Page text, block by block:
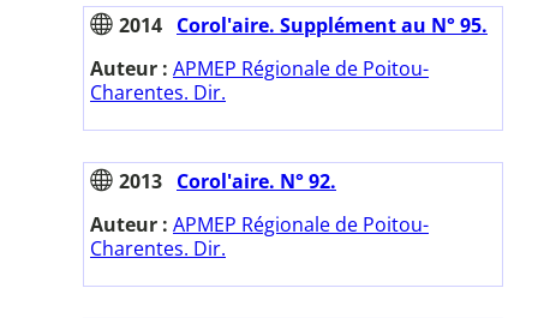
2014 Corol'aire. Supplément au N° 95.
Auteur : APMEP Régionale de Poitou-
Charentes. Dir.
2013 Corol'aire. N° 92.
Auteur : APMEP Régionale de Poitou-
Charentes. Dir.